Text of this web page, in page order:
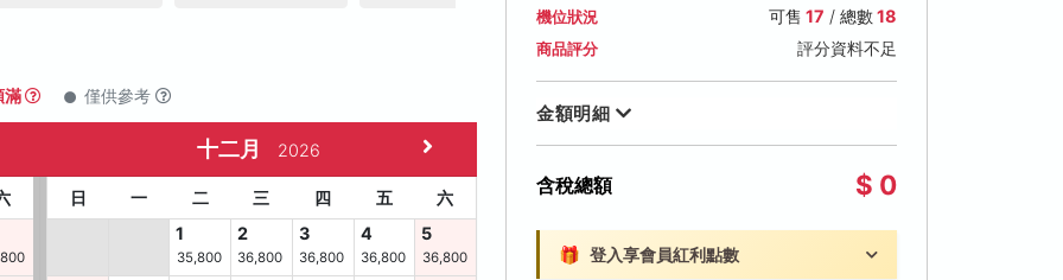
滿 僅供參考
十二月 2026
日 一 二 三 四 五
六
1
35,800
2
36,800
3
36,800
4
36,800
5
36,800
機位狀況 可售 17 / 總數18
商品評分 評分資料不足
金額明細
含稅總額 $ 0
🎁 登入享會員紅利點數